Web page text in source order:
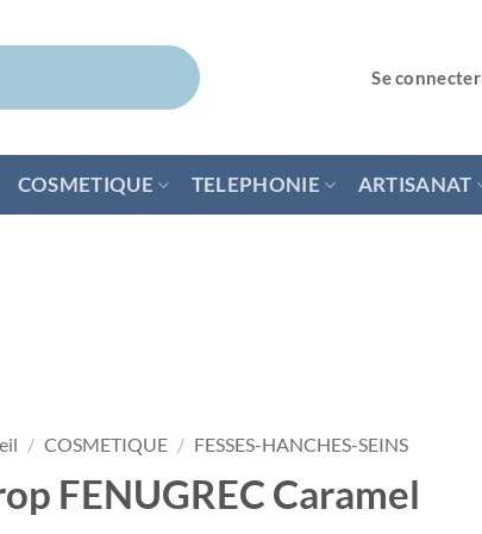
Se connecter
COSMETIQUE TELEPHONIE ARTISANAT
/ COSMETIQUE / FESSES-HANCHES-SEINS
FENUGREC Caramel